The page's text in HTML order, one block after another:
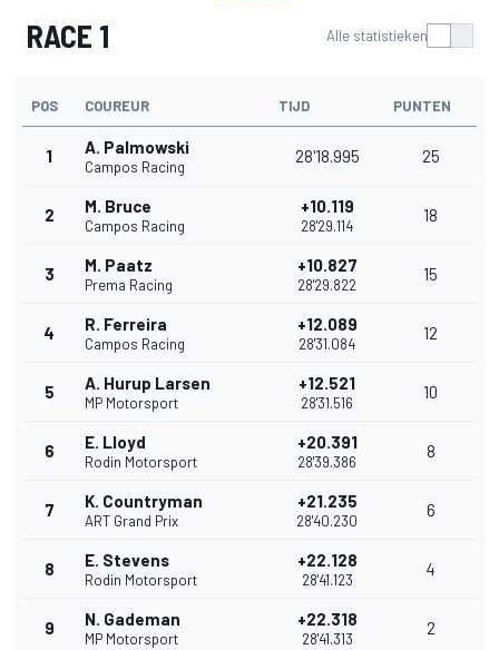
RACE 1 Alle statistieken
POS COUREUR TIJD PUNTEN
1 A. Palmowski
Campos Racing
28'18.995 25
2 M. Bruce
Campos Racing
+10.119
28'29.114
18
3 M. Paatz
Prema Racing
+10.827
28'29.822
15
4 R. Ferreira
Campos Racing
+12.089
28'31.084
12
5 A. Hurup Larsen
MP Motorsport
+12.521
28'31.516
10
6 E. Lloyd
Rodin Motorsport
+20.391
28'39.386
8
7 K. Countryman
ART Grand Prix
+21.235
28'40.230
6
8 E. Stevens
Rodin Motorsport
+22.128
28'41.123
4
9 N. Gademan
MP Motorsport
+22.318
28'41.313
2